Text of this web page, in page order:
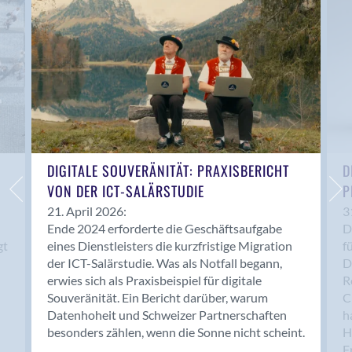
Anwil
Appenzell
Au SG
Baar
Baden
Balsthal
Balzers
Basel
Bassersdorf
Belp
Bendern
Benken (SG)
Bergdietikon
Berlin
Bern
Bern - Liebefeld
DIGITALE SOUVERÄNITÄT: PRAXISBERICHT
VON DER ICT-SALÄRSTUDIE
21. April 2026:
Ende 2024 erforderte die Geschäftsaufgabe
eines Dienstleisters die kurzfristige Migration
der ICT-Salärstudie. Was als Notfall begann,
erwies sich als Praxisbeispiel für digitale
Souveränität. Ein Bericht darüber, warum
Datenhoheit und Schweizer Partnerschaften
besonders zählen, wenn die Sonne nicht scheint.